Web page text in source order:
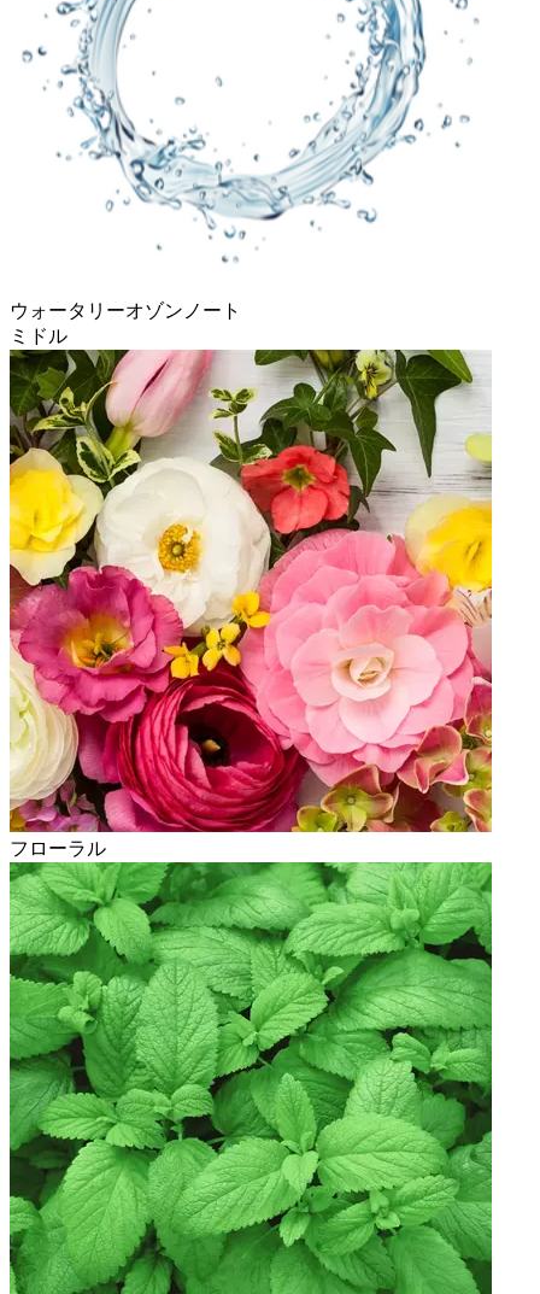
ウォータリーオゾンノート
ミドル
フローラル